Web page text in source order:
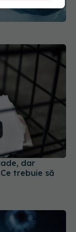
dar
trebuie să